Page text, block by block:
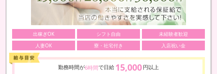
出稼ぎOK シフト自由
未経験者歓迎
人妻OK
寮・社宅付き 入店祝い金
勤務時間が6時間で日給 15,000 円以上